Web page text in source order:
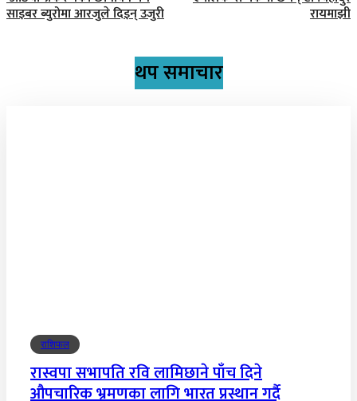
साइबर ब्युरोमा आरजुले दिइन् उजुरी रायमाझी
थप समाचार
राशिफल
रास्वपा सभापति रवि लामिछाने पाँच दिने
औपचारिक भ्रमणका लागि भारत प्रस्थान गर्दै